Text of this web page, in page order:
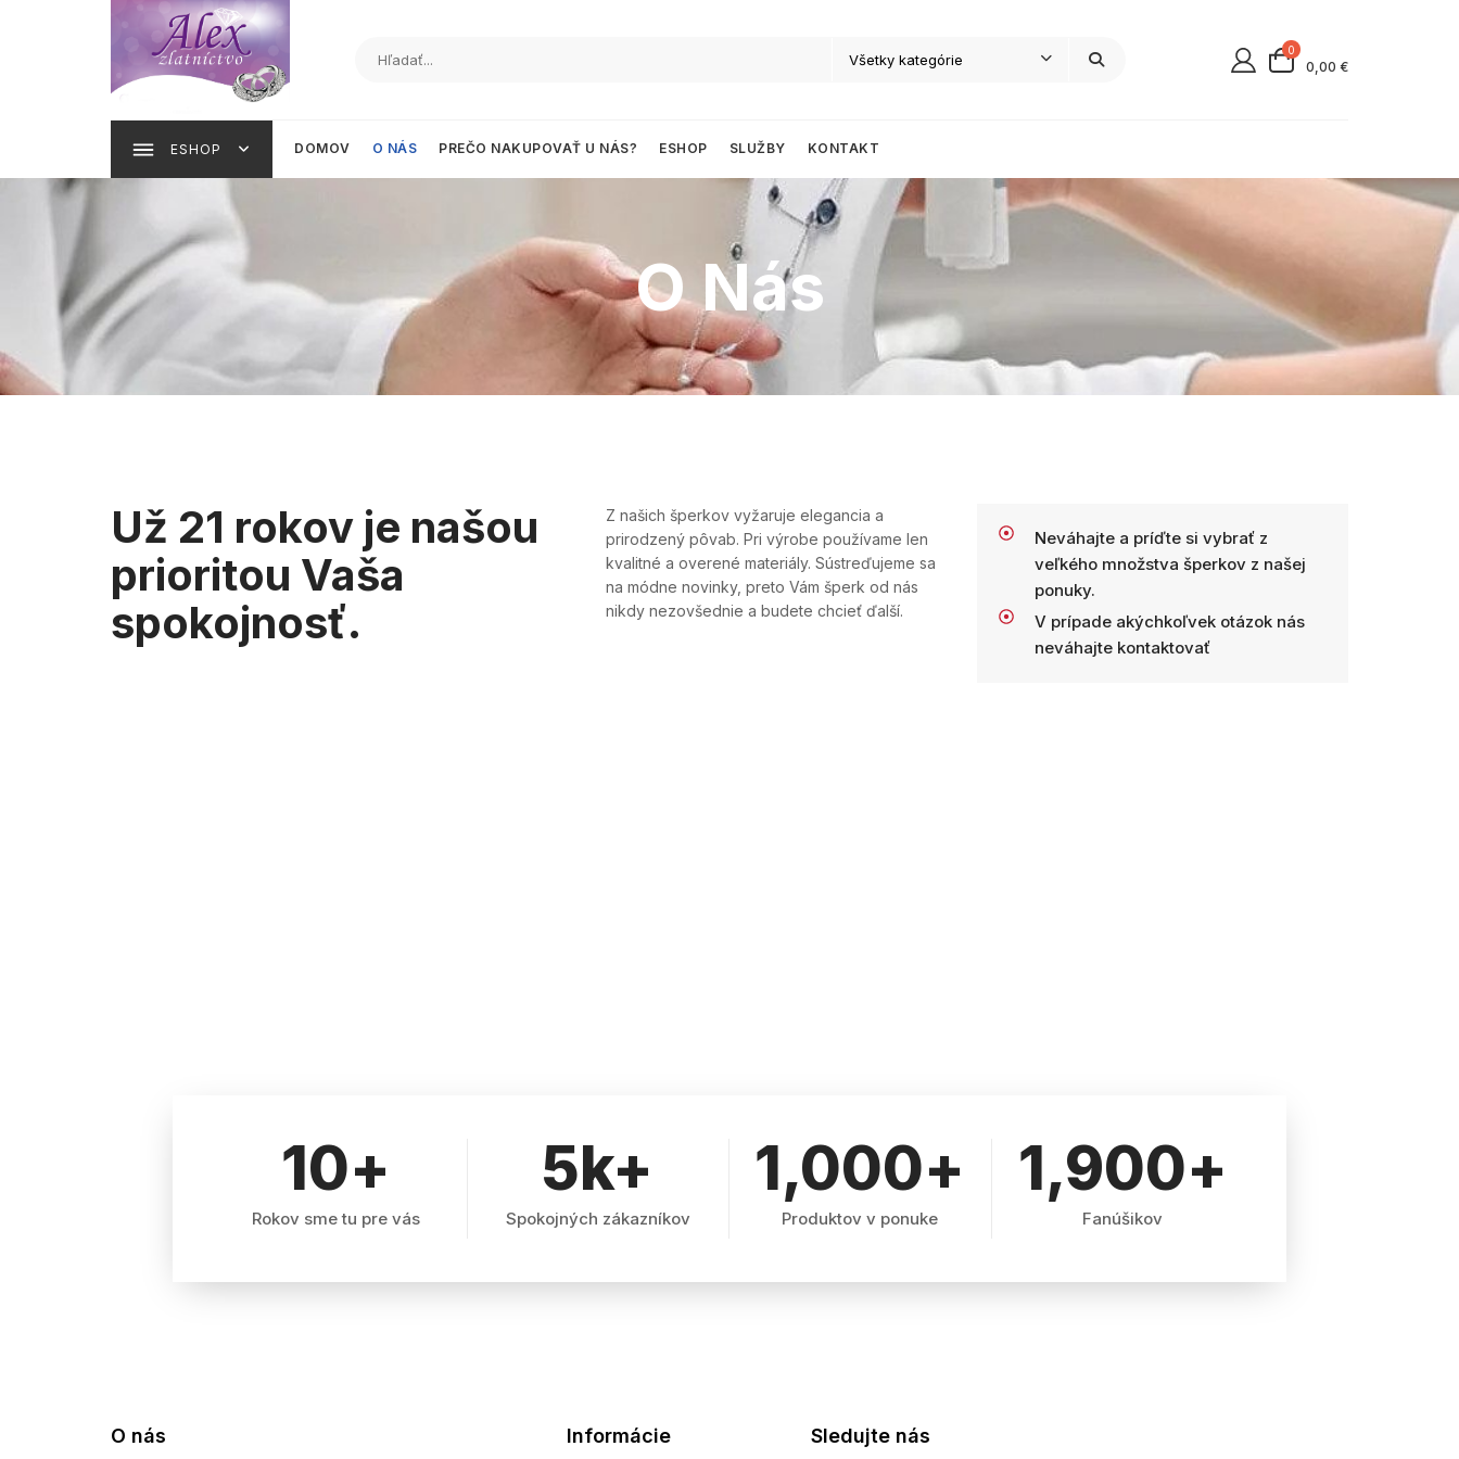
0
0,00 €
ESHOP DOMOV O NÁS PREČO NAKUPOVAŤ U NÁS? ESHOP SLUŽBY KONTAKT
O Nás
Už 21 rokov je našou
prioritou Vaša
spokojnosť.
Z našich šperkov vyžaruje elegancia a
prirodzený pôvab. Pri výrobe používame len
kvalitné a overené materiály. Sústreďujeme sa
na módne novinky, preto Vám šperk od nás
nikdy nezovšednie a budete chcieť ďalší.
Neváhajte a príďte si vybrať z
veľkého množstva šperkov z našej
ponuky.
V prípade akýchkoľvek otázok nás
neváhajte kontaktovať
Rokov sme tu pre vás
10+
Spokojných zákazníkov
5k+
Produktov v ponuke
1,000+
Fanúšikov
1,900+
O nás Informácie Sledujte nás